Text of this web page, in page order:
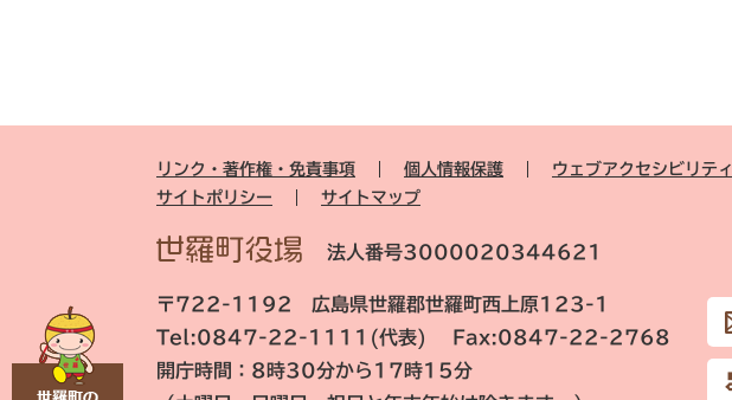
リンク・著作権・免責事項 個人情報保護
ウェブアクセシビリティ
サイトポリシー
サイトマップ
法人番号3000020344621
〒722-1192 広島県世羅郡世羅町西上原123-1
Tel:0847-22-1111(代表) Fax:0847-22-2768
開庁時間：8時30分から17時15分